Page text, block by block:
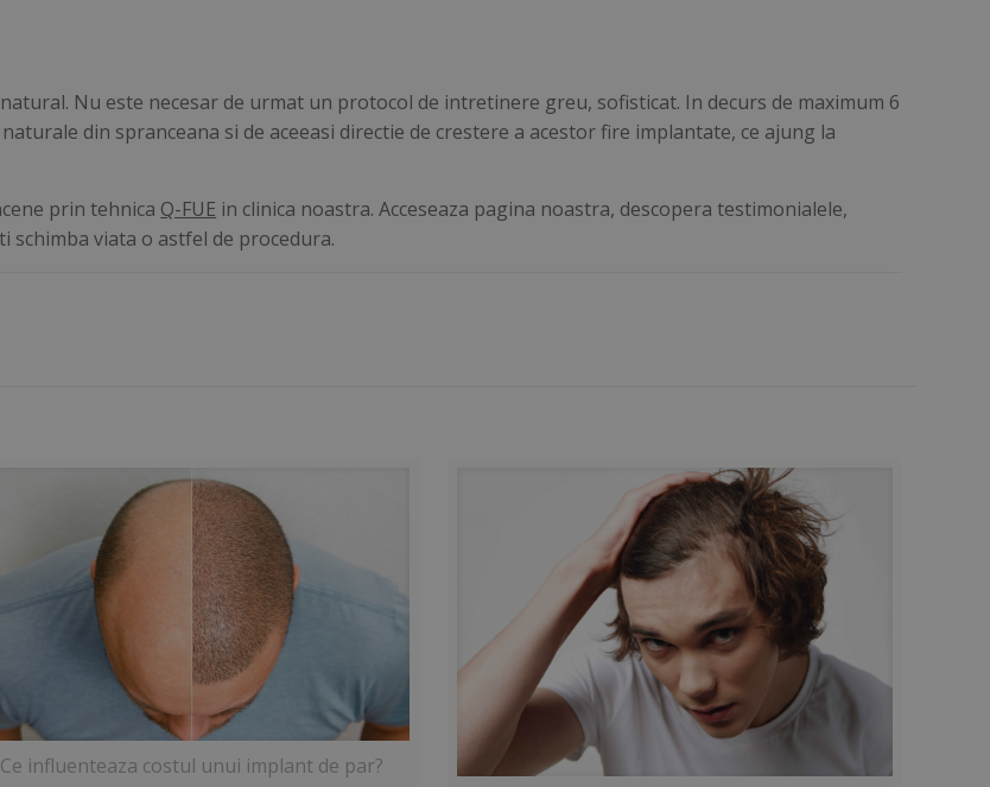
Nu este necesar de urmat un protocol de intretinere greu, sofisticat. In decurs de maximum 6
din spranceana si de aceeasi directie de crestere a acestor fire implantate, ce ajung la
prin tehnica Q-FUE in clinica noastra. Acceseaza pagina noastra, descopera testimonialele,
schimba viata o astfel de procedura.
Ce influenteaza costul unui implant de par?